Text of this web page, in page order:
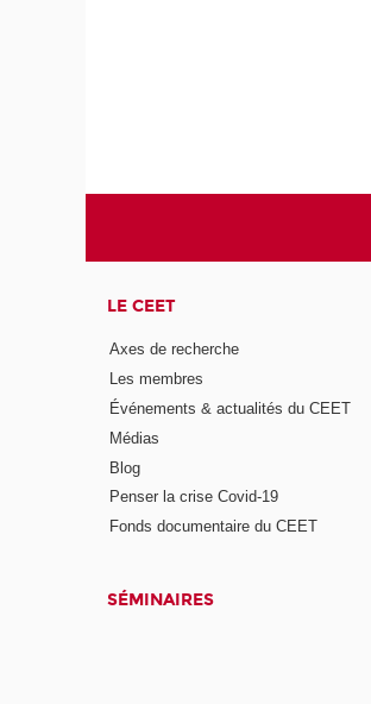
LE CEET
Axes de recherche
Les membres
Événements & actualités du CEET
Médias
Blog
Penser la crise Covid-19
Fonds documentaire du CEET
SÉMINAIRES